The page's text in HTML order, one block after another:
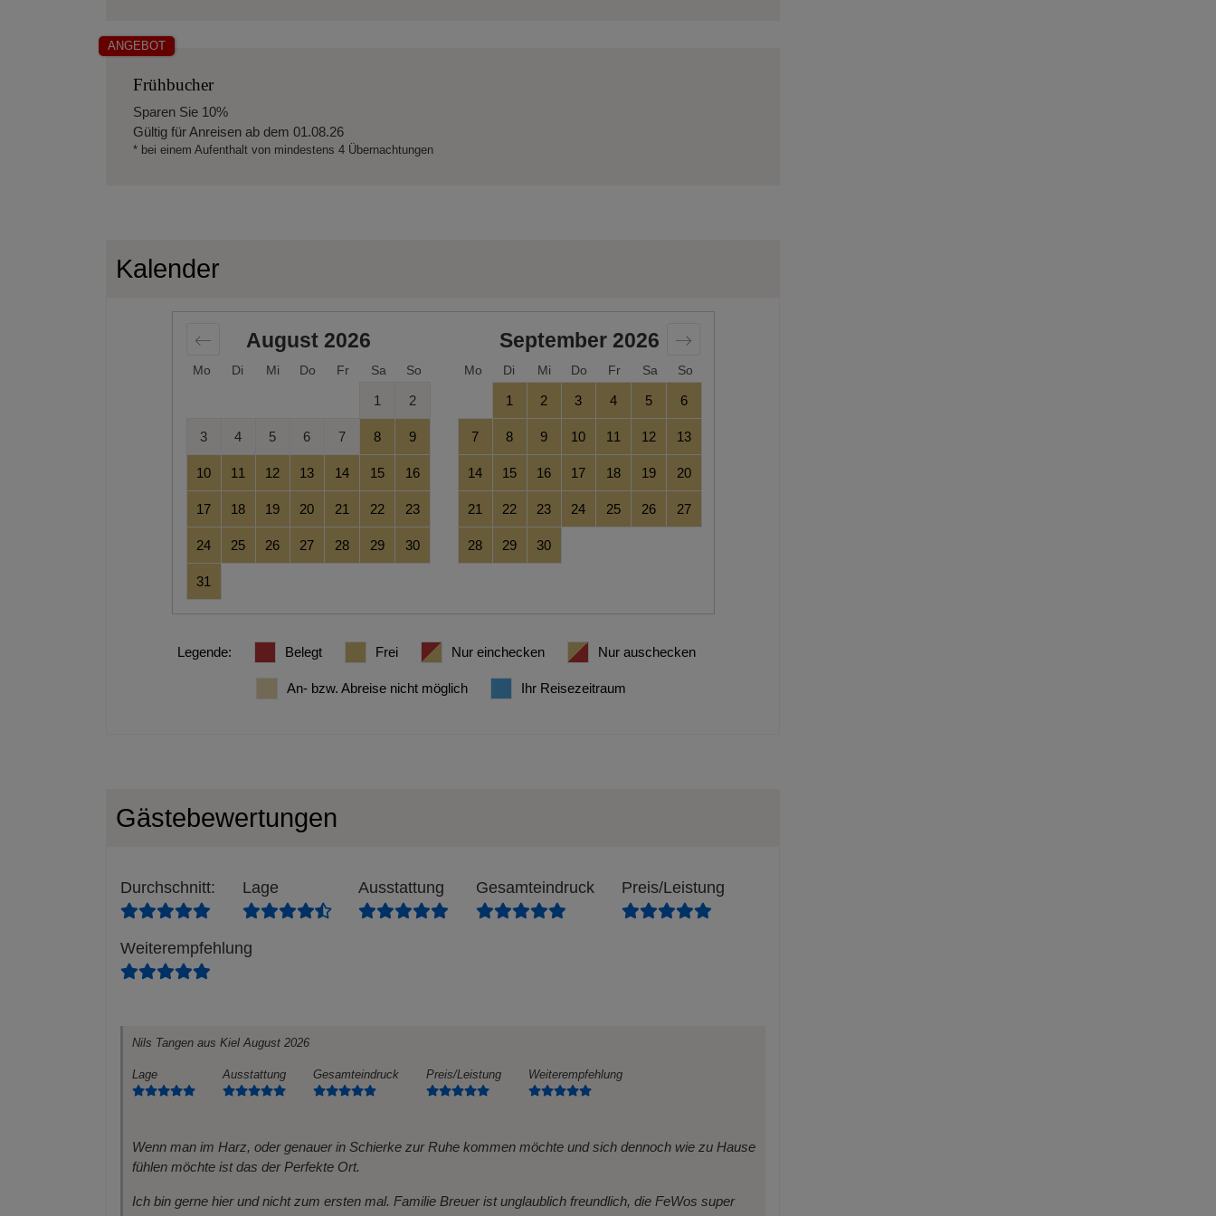
Frühbucher
Sparen Sie 10%
Gültig für Anreisen ab dem 01.08.26
* bei einem Aufenthalt von mindestens 4 Übernachtungen
ANGEBOT
Kalender
Mo Di Mi Do Fr Sa So Mo Di Mi Do Fr Sa So
August 2026
1 2
3 4 5 6 7 8 9
10 11 12 13 14 15 16
17 18 19 20 21 22 23
24 25 26 27 28 29 30
31
September 2026
1 2 3 4 5 6
7 8 9 10 11 12 13
14 15 16 17 18 19 20
21 22 23 24 25 26 27
28 29 30
Legende: Belegt Frei Nur einchecken Nur auschecken
An- bzw. Abreise nicht möglich Ihr Reisezeitraum
Gästebewertungen
Durchschnitt: Lage Ausstattung Gesamteindruck Preis/Leistung
Weiterempfehlung
Nils Tangen aus Kiel August 2026
Lage Ausstattung Gesamteindruck Preis/Leistung Weiterempfehlung
Wenn man im Harz, oder genauer in Schierke zur Ruhe kommen möchte und sich dennoch wie zu Hause
fühlen möchte ist das der Perfekte Ort.
Ich bin gerne hier und nicht zum ersten mal. Familie Breuer ist unglaublich freundlich, die FeWos super